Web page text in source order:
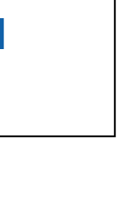
Thema
dem
Arbeitgeber
und